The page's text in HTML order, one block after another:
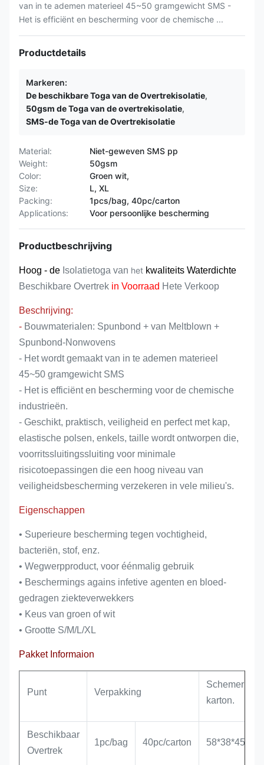
van in te ademen materieel 45~50 gramgewicht SMS -
Het is efficiënt en bescherming voor de chemische ...
Productdetails
Markeren:
De beschikbare Toga van de Overtrekisolatie,
50gsm de Toga van de overtrekisolatie,
SMS-de Toga van de Overtrekisolatie
Material:
Niet-geweven SMS pp
Weight:
50gsm
Color:
Groen wit,
Size:
L, XL
Packing:
1pcs/bag, 40pc/carton
Applications:
Voor persoonlijke bescherming
Productbeschrijving
Hoog - de Isolatietoga van het kwaliteits Waterdichte
Beschikbare Overtrek in Voorraad Hete Verkoop
Beschrijving:
- Bouwmaterialen: Spunbond + van Meltblown +
Spunbond-Nonwovens
- Het wordt gemaakt van in te ademen materieel
45~50 gramgewicht SMS
- Het is efficiënt en bescherming voor de chemische
industrieën.
- Geschikt, praktisch, veiligheid en perfect met kap,
elastische polsen, enkels, taille wordt ontworpen die,
voorritssluitingssluiting voor minimale
risicotoepassingen die een hoog niveau van
veiligheidsbescherming verzekeren in vele milieu's.
Eigenschappen
• Superieure bescherming tegen vochtigheid,
bacteriën, stof, enz.
• Wegwerpproduct, voor éénmalig gebruik
• Beschermings agains infetive agenten en bloed-
gedragen ziekteverwekkers
• Keus van groen of wit
• Grootte S/M/L/XL
Pakket Informaion
Punt Verpakking
Schemerig
karton.
Beschikbaar
Overtrek
1pc/bag 40pc/carton 58*38*45cm